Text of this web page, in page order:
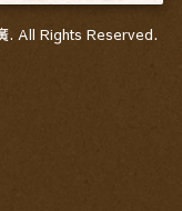
. All Rights Reserved.